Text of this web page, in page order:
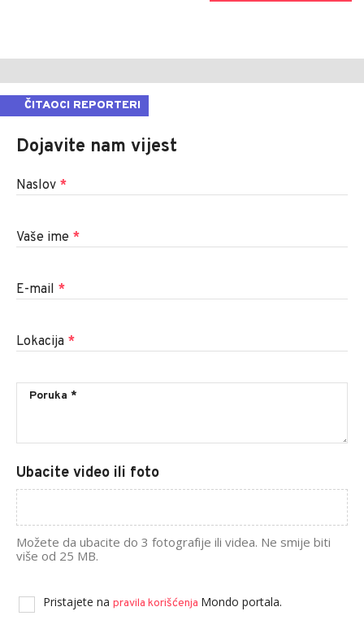
ČITAOCI REPORTERI
Dojavite nam vijest
Naslov *
Vaše ime *
E-mail *
Lokacija *
Ubacite video ili foto
Možete da ubacite do 3 fotografije ili videa. Ne smije biti
više od 25 MB.
Pristajete na pravila korišćenja Mondo portala.